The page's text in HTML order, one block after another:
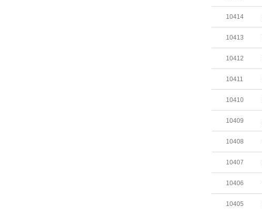
10414
10413
10412
10411
10410
10409
10408
10407
10406
10405